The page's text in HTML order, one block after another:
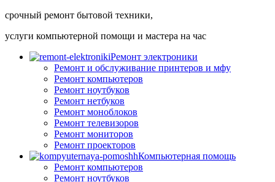
срочный ремонт бытовой техники,
услуги компьютерной помощи и мастера на час
Ремонт электроники
Ремонт и обслуживание принтеров и мфу
Ремонт компьютеров
Ремонт ноутбуков
Ремонт нетбуков
Ремонт моноблоков
Ремонт телевизоров
Ремонт мониторов
Ремонт проекторов
Компьютерная помощь
Ремонт компьютеров
Ремонт ноутбуков